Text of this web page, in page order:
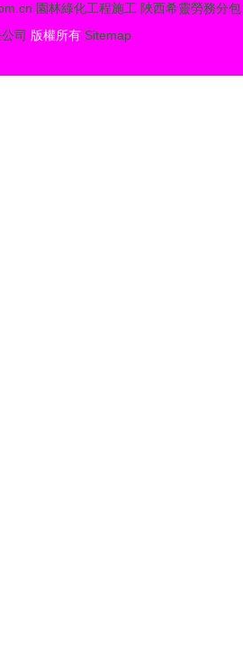
園林綠化工程施工 陜西希靈勞務分包
司 版權所有 Sitemap